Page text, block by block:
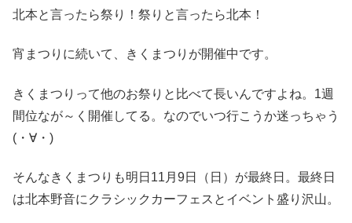
北本と言ったら祭り！祭りと言ったら北本！
宵まつりに続いて、きくまつりが開催中です。
きくまつりって他のお祭りと比べて長いんですよね。1週
間位なが～く開催してる。なのでいつ行こうか迷っちゃう
(・∀・)
そんなきくまつりも明日11月9日（日）が最終日。最終日
は北本野音にクラシックカーフェスとイベント盛り沢山。